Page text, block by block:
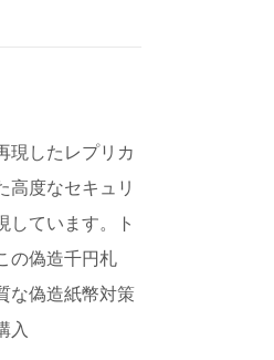
現したレプリカ
高度なセキュリ
しています。ト
の偽造千円札
な偽造紙幣対策
入